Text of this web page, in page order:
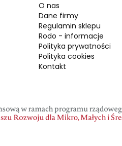
O nas
Dane firmy
Regulamin sklepu
Rodo - informacje
Polityka prywatności
Polityka cookies
Kontakt